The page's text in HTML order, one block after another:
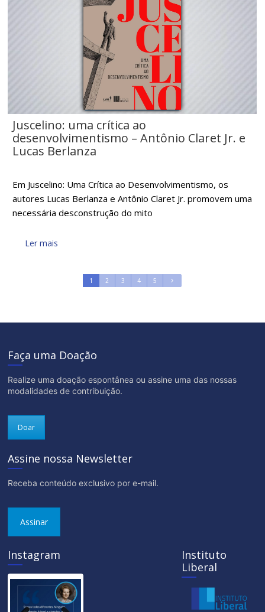
Juscelino: uma crítica ao
desenvolvimentismo – Antônio Claret Jr. e
Lucas Berlanza
Em Juscelino: Uma Crítica ao Desenvolvimentismo, os
autores Lucas Berlanza e Antônio Claret Jr. promovem uma
necessária desconstrução do mito
Ler mais
1 2 3 4 5
Faça uma Doação
Realize uma doação espontânea ou assine uma das nossas
modalidades de contribuição.
Doar
Assine nossa Newsletter
Receba conteúdo exclusivo por e-mail.
Assinar
Instagram
Instituto
Liberal